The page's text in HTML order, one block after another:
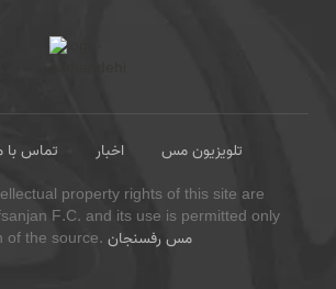
تماس با اخبار
تلویزیون مس
property rights of this site are
F.C. and its use is permitted only
of the source. مس رفسنجان